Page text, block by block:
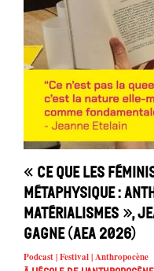
« Ce que les
métaphysique :
matérialismes »,
Gagne (AEA 2026)
Podcast | Festival | Anthropocène